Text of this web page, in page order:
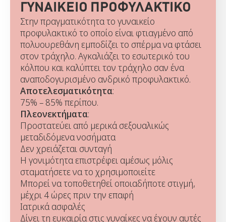
ΓΥΝΑΙΚΕΙΟ ΠΡΟΦΥΛΑΚΤΙΚΟ
Στην πραγματικότητα το γυναικείο
προφυλακτικό το οποίο είναι φτιαγμένο από
πολυουρεθάνη εμποδίζει το σπέρμα να φτάσει
στον τράχηλο. Αγκαλιάζει το εσωτερικό του
κόλπου και καλύπτει τον τράχηλο σαν ένα
αναποδογυρισμένο ανδρικό προφυλακτικό.
Αποτελεσματικότητα:
75% – 85% περίπου.
Πλεονεκτήματα:
Προστατεύει από μερικά σεξουαλικώς
μεταδιδόμενα νοσήματα
Δεν χρειάζεται συνταγή
Η γονιμότητα επιστρέφει αμέσως μόλις
σταματήσετε να το χρησιμοποιείτε
Μπορεί να τοποθετηθεί οποιαδήποτε στιγμή,
μέχρι 4 ώρες πριν την επαφή
Ιατρικά ασφαλές
Δίνει τη ευκαιρία στις γυναίκες να έχουν αυτές